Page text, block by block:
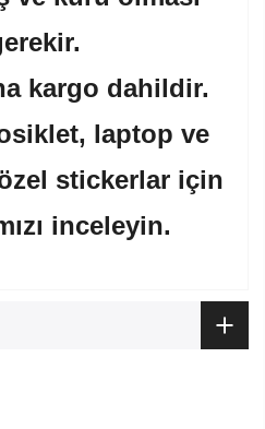
kargo dahildir.
laptop ve
özel stickerlar için
inceleyin.